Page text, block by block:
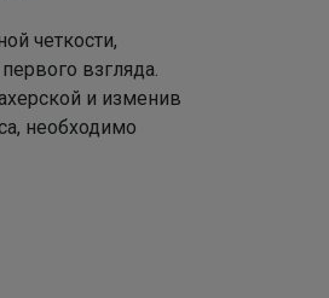
четкости,
взгляда.
и изменив
необходимо